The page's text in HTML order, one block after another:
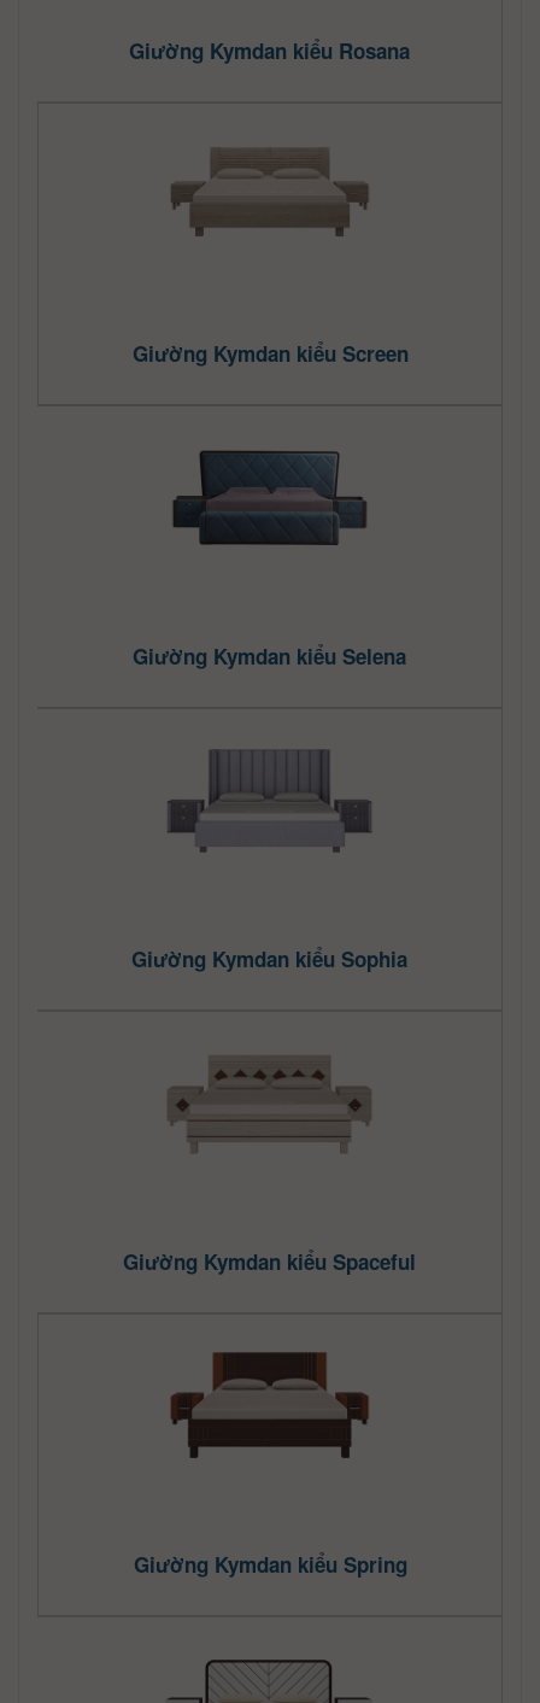
Giường Kymdan kiểu Rosana
Giường Kymdan kiểu Screen
Giường Kymdan kiểu Selena
Giường Kymdan kiểu Sophia
Giường Kymdan kiểu Spaceful
Giường Kymdan kiểu Spring